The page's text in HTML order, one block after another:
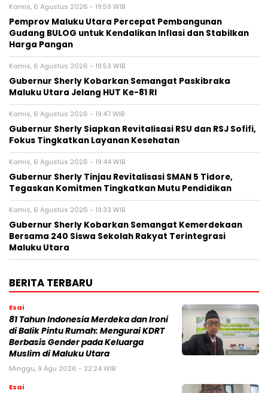
Kamis, 6 Agustus 2026 - 19:59 WIB
Pemprov Maluku Utara Percepat Pembangunan
Gudang BULOG untuk Kendalikan Inflasi dan Stabilkan
Harga Pangan
Kamis, 6 Agustus 2026 - 19:53 WIB
Gubernur Sherly Kobarkan Semangat Paskibraka
Maluku Utara Jelang HUT Ke-81 RI
Kamis, 6 Agustus 2026 - 19:47 WIB
Gubernur Sherly Siapkan Revitalisasi RSU dan RSJ Sofifi,
Fokus Tingkatkan Layanan Kesehatan
Kamis, 6 Agustus 2026 - 19:44 WIB
Gubernur Sherly Tinjau Revitalisasi SMAN 5 Tidore,
Tegaskan Komitmen Tingkatkan Mutu Pendidikan
Kamis, 6 Agustus 2026 - 19:33 WIB
Gubernur Sherly Kobarkan Semangat Kemerdekaan
Bersama 240 Siswa Sekolah Rakyat Terintegrasi
Maluku Utara
BERITA TERBARU
Esai
81 Tahun Indonesia Merdeka dan Ironi
di Balik Pintu Rumah: Mengurai KDRT
Berbasis Gender pada Keluarga
Muslim di Maluku Utara
Minggu, 9 Agu 2026 - 22:24 WIB
Esai